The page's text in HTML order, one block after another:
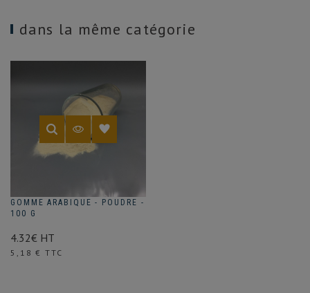
dans la même catégorie
GOMME ARABIQUE - POUDRE -
100 G
4.32€ HT
Prix
5,18 € TTC